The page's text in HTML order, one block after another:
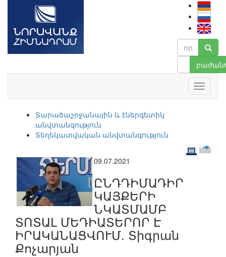
Տարածաշրջանային և էներգետիկ
անվտանգություն
Տեղեկատվական անվտանգություն
09.07.2021
ԸՆԴԴԻՄԱԴԻՐ
ԿԱՅՔԵՐԻ
ՆԿԱՏՄԱՄԲ
ՏՈՏԱԼ ՄԵԴԻԱՏԵՐՈՐ Է
ԻՐԱԿԱՆԱՑՎՈՒՄ. Տիգրան
Քոչարյան